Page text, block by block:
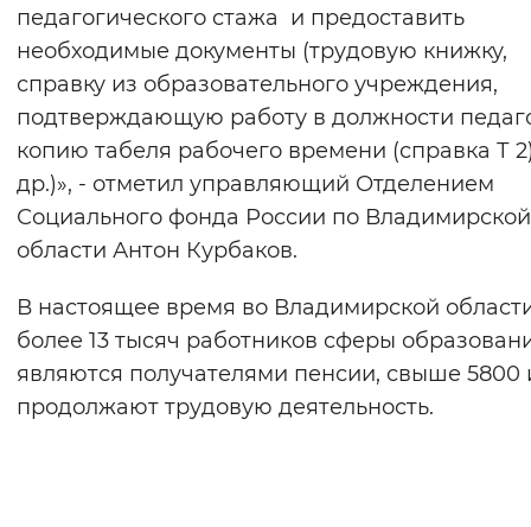
педагогического стажа и предоставить
необходимые документы (трудовую книжку,
справку из образовательного учреждения,
подтверждающую работу в должности
копию табеля рабочего времени (справка Т
др.)», - отметил управляющий Отделением
Социального фонда России по Владимирской
области Антон Курбаков.
В настоящее время во Владимирской
более 13 тысяч работников сферы
являются получателями пенсии, свыше 5800
продолжают трудовую деятельность.